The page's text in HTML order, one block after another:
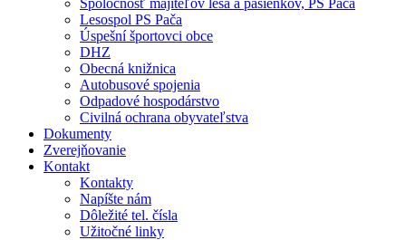
Spoločnosť majiteľov lesa a pasienkov, PS Pača
Lesospol PS Pača
Úspešní športovci obce
DHZ
Obecná knižnica
Autobusové spojenia
Odpadové hospodárstvo
Civilná ochrana obyvateľstva
Dokumenty
Zverejňovanie
Kontakt
Kontakty
Napíšte nám
Dôležité tel. čísla
Užitočné linky